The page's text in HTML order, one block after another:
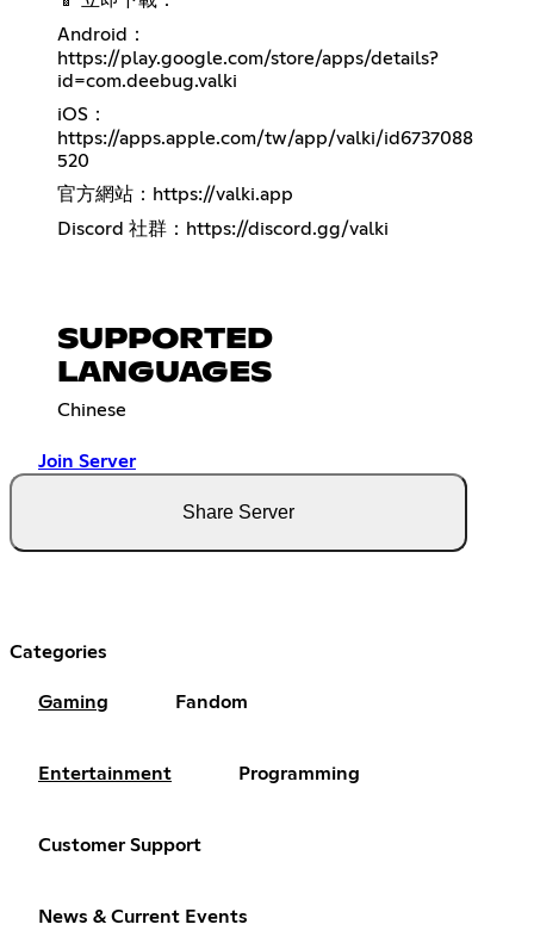
Android：
https://play.google.com/store/apps/details?
id=com.deebug.valki
iOS：
https://apps.apple.com/tw/app/valki/id6737088
520
官方網站： https://valki.app
Discord 社群： https://discord.gg/valki
SUPPORTED
LANGUAGES
Chinese
Join Server
Share Server
Categories
Gaming Fandom
Entertainment Programming
Customer Support
News & Current Events